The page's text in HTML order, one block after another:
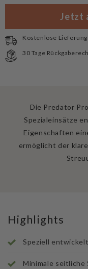
für
Pro
Magnet
USB
Taschenlampe
für
Armytek
Predator
Pro
Magnet
Jetzt
Kostenlose Lieferung
30 Tage
Die Predator
Spezialeinsätze
Eigenschaften
ermöglicht der
Highlights
Speziell
Minimale